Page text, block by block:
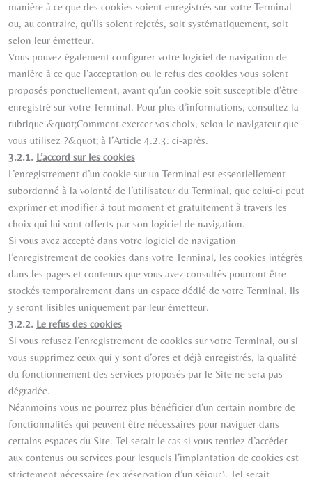
manière à ce que des cookies soient enregistrés sur votre Terminal
ou, au contraire, qu’ils soient rejetés, soit systématiquement, soit
selon leur émetteur.
Vous pouvez également configurer votre logiciel de navigation de
manière à ce que l’acceptation ou le refus des cookies vous soient
proposés ponctuellement, avant qu’un cookie soit susceptible d’être
enregistré sur votre Terminal. Pour plus d’informations, consultez la
rubrique &quot;Comment exercer vos choix, selon le navigateur que
vous utilisez ?&quot; à l’Article 4.2.3. ci-après.
3.2.1. L’accord sur les cookies
L’enregistrement d’un cookie sur un Terminal est essentiellement
subordonné à la volonté de l’utilisateur du Terminal, que celui-ci peut
exprimer et modifier à tout moment et gratuitement à travers les
choix qui lui sont offerts par son logiciel de navigation.
Si vous avez accepté dans votre logiciel de navigation
l’enregistrement de cookies dans votre Terminal, les cookies intégrés
dans les pages et contenus que vous avez consultés pourront être
stockés temporairement dans un espace dédié de votre Terminal. Ils
y seront lisibles uniquement par leur émetteur.
3.2.2. Le refus des cookies
Si vous refusez l’enregistrement de cookies sur votre Terminal, ou si
vous supprimez ceux qui y sont d’ores et déjà enregistrés, la qualité
du fonctionnement des services proposés par le Site ne sera pas
dégradée.
Néanmoins vous ne pourrez plus bénéficier d’un certain nombre de
fonctionnalités qui peuvent être nécessaires pour naviguer dans
certains espaces du Site. Tel serait le cas si vous tentiez d’accéder
aux contenus ou services pour lesquels l’implantation de cookies est
strictement nécessaire (ex :réservation d’un séjour). Tel serait